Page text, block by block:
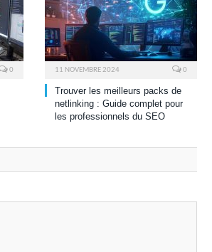
0 11 NOVEMBRE 2024 0
Trouver les meilleurs packs de
netlinking : Guide complet pour
les professionnels du SEO